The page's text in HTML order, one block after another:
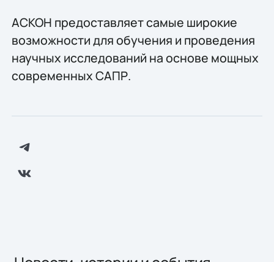
АСКОН предоставляет самые широкие
возможности для обучения и проведения
научных исследований на основе мощных
современных САПР.